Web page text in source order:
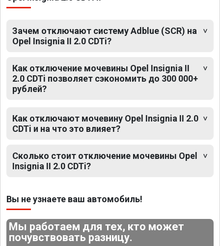
Зачем отключают систему Adblue (SCR) на
Opel Insignia II 2.0 CDTi?
Как отключение мочевины Opel Insignia II
2.0 CDTi позволяет сэкономить до 300 000+
рублей?
Как отключают мочевину Opel Insignia II 2.0
CDTi и на что это влияет?
Сколько стоит отключение мочевины Opel
Insignia II 2.0 CDTi?
Вы не узнаете ваш автомобиль!
Мы работаем для тех, кто может
почувствовать разницу.